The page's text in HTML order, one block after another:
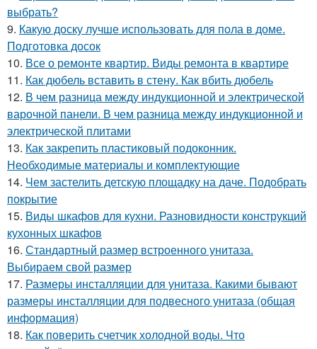
выбрать?
9. Какую доску лучше использовать для пола в доме.
Подготовка досок
10. Все о ремонте квартир. Виды ремонта в квартире
11. Как дюбель вставить в стену. Как вбить дюбель
12. В чем разница между индукционной и электрической
варочной панели. В чем разница между индукционной и
электрической плитами
13. Как закрепить пластиковый подоконник.
Необходимые материалы и комплектующие
14. Чем застелить детскую площадку на даче. Подобрать
покрытие
15. Виды шкафов для кухни. Разновидности конструкций
кухонных шкафов
16. Стандартный размер встроенного унитаза.
Выбираем свой размер
17. Размеры инсталляции для унитаза. Какими бывают
размеры инсталляции для подвесного унитаза (общая
информация)
18. Как поверить счетчик холодной воды. Что